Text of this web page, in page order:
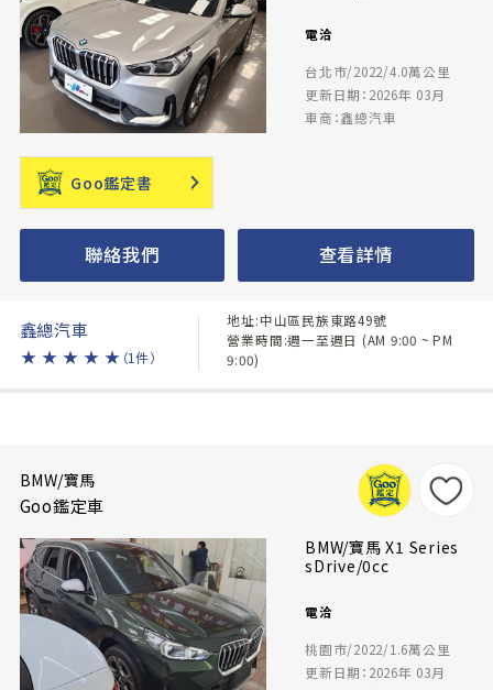
電洽
台北市/2022/4.0萬公里
更新日期：2026年 03月
車商：鑫總汽車
Goo鑑定書
聯絡我們 查看詳情
鑫總汽車
★ ★ ★ ★ ★ （1件）
地址:中山區民族東路49號
營業時間:週一至週日 (AM 9:00 ~ PM
9:00)
BMW/寶馬
Goo鑑定車
BMW/寶馬 X1 Series
sDrive/0cc
電洽
桃園市/2022/1.6萬公里
更新日期：2026年 03月